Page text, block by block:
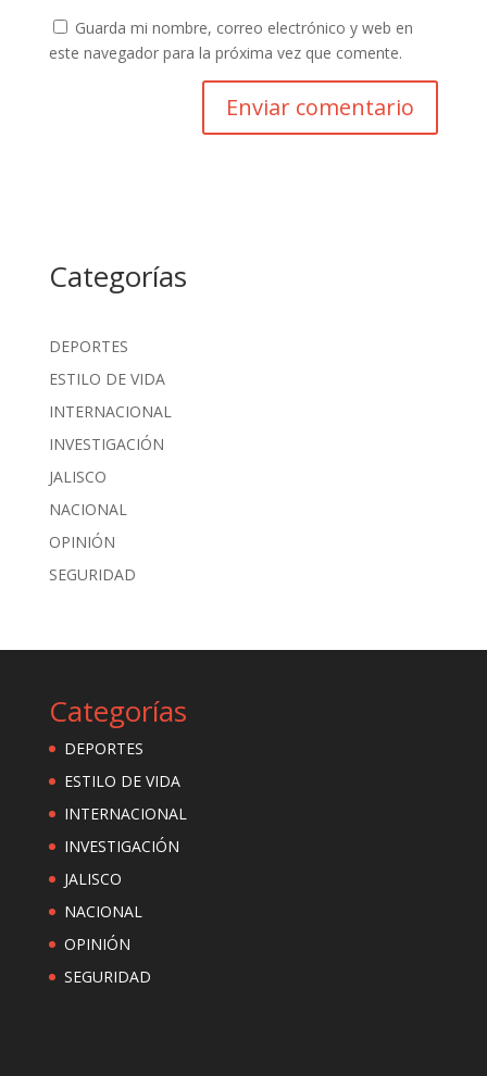
Guarda mi nombre, correo electrónico y web en
este navegador para la próxima vez que comente.
Categorías
DEPORTES
ESTILO DE VIDA
INTERNACIONAL
INVESTIGACIÓN
JALISCO
NACIONAL
OPINIÓN
SEGURIDAD
Categorías
DEPORTES
ESTILO DE VIDA
INTERNACIONAL
INVESTIGACIÓN
JALISCO
NACIONAL
OPINIÓN
SEGURIDAD